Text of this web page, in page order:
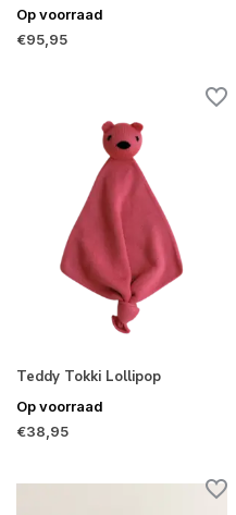
Op voorraad
€95,95
Teddy Tokki Lollipop
Op voorraad
€38,95